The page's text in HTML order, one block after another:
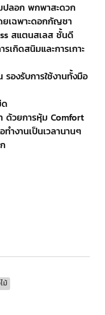
ปลอก พกพาสะดวก
ยเฉพาะดอกกัญชา
สแตนสเลส ชั้นดี
เกิดสนิมและการเกาะ
องรับการใช้งานทั้งมือ
ด้วยการหุ้ม Comfort
ทำงานเป็นเวลานานๆ
ม้